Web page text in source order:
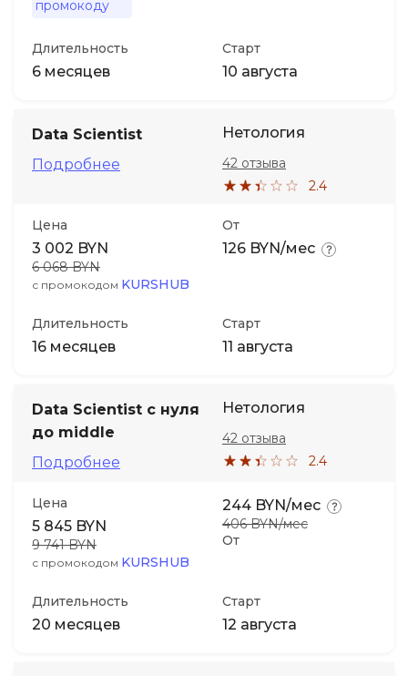
промокоду
Длительность
6 месяцев
Старт
10 августа
Data Scientist
Подробнее
Нетология
2.4
42 отзыва
Цена
3 002 BYN
6 068 BYN
с промокодом KURSHUB
От
126 BYN/мес
Длительность
16 месяцев
Старт
11 августа
Data Scientist с нуля
до middle
Подробнее
Нетология
2.4
42 отзыва
Цена
5 845 BYN
9 741 BYN
с промокодом KURSHUB
От
244 BYN/мес
406 BYN/мес
Длительность
20 месяцев
Старт
12 августа
Акции и промокоды